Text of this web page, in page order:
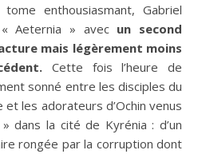
enthousiasmant, Gabriel
Aeternia » avecun second
mais légèrement moins
Cette fois l’heure de
sonné entre les disciples du
les adorateurs d’Ochin venus
dans la cité de Kyrénia : d’un
rongée par la corruption dont